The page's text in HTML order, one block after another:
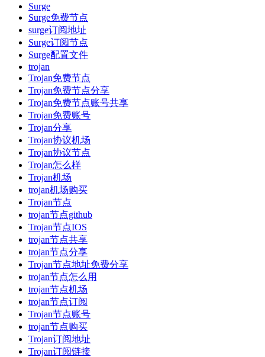
Surge
Surge免费节点
surge订阅地址
Surge订阅节点
Surge配置文件
trojan
Trojan免费节点
Trojan免费节点分享
Trojan免费节点账号共享
Trojan免费账号
Trojan分享
Trojan协议机场
Trojan协议节点
Trojan怎么样
Trojan机场
trojan机场购买
Trojan节点
trojan节点github
Trojan节点IOS
trojan节点共享
trojan节点分享
Trojan节点地址免费分享
trojan节点怎么用
trojan节点机场
trojan节点订阅
Trojan节点账号
trojan节点购买
Trojan订阅地址
Trojan订阅链接